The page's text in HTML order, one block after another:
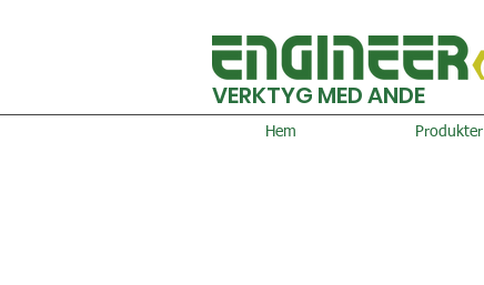
VERKTYG MED ANDE
Hem Produkter